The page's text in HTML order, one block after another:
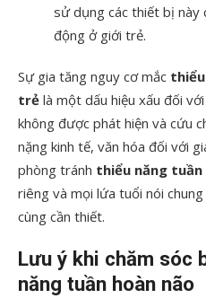
sử dụng các thiết bị này
động ở giới trẻ.
Sự gia tăng nguy cơ mắc
trẻ là một dấu hiệu xấu đối
không được phát hiện và cứu
nặng kinh tế, văn hóa đối với
phòng tránh thiểu năng
riêng và mọi lứa tuổi nói
cùng cần thiết.
Lưu ý khi chăm sóc
năng tuần hoàn não